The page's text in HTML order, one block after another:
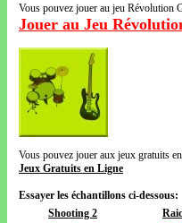
Vous pouvez jouer au jeu Révolution
Jouer au Jeu
Vous pouvez jouer aux jeux gratuits
Jeux Gratuits en Ligne
Essayer les échantillons ci-dessous:
Shooting 2